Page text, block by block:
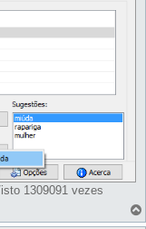
1309091 vezes